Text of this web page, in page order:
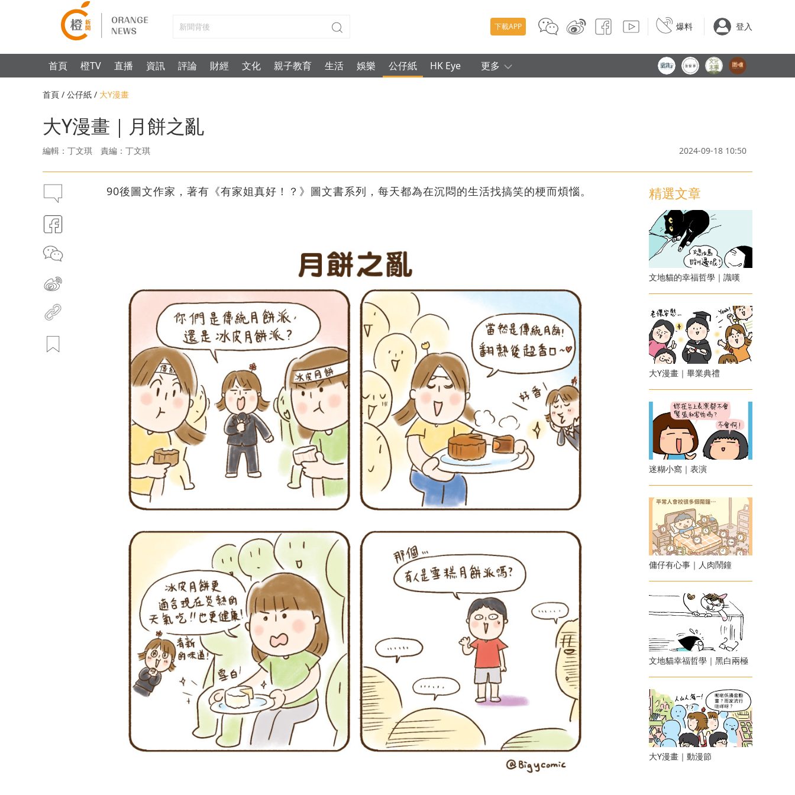
下載APP 爆料 登入
首頁 橙TV 直播 資訊 評論 財經 文化 親子教育 生活 娛樂 公仔紙 HK Eye 更多
首頁 / 公仔紙 / 大Y漫畫
大Y漫畫｜月餅之亂
編輯：丁文琪 責編：丁文琪 2024-09-18 10:50
90後圖文作家，著有《有家姐真好！？》圖文書系列，每天都為在沉悶的生活找搞笑的梗而煩惱。 精選文章
文地貓的幸福哲學｜識嘆
大Y漫畫｜畢業典禮
迷糊小窩｜表演
傭仔有心事｜人肉鬧鐘
文地貓幸福哲學｜黑白兩極
大Y漫畫｜動漫節